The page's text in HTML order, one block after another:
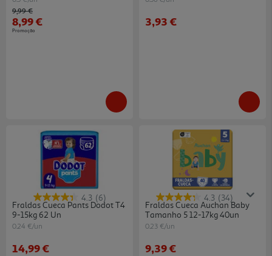
Price reduced from
9,99 €to
8,99 €
Promoção
3,93 €
4.3 (6)
Fraldas Cueca Pants Dodot T4
9-15kg 62 Un
0.24 €/un
14,99 €
4.3 (34)
Fraldas Cueca Auchan Baby
Tamanho 5 12-17kg 40un
0.23 €/un
9,39 €